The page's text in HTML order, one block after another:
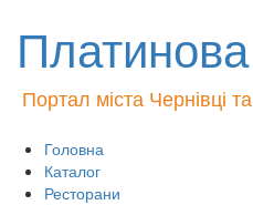
Портал міста Чернівці
Головна
Каталог
Ресторани